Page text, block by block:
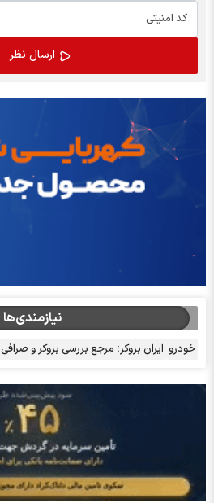
نیازمندی‌ها
خودرو ایران بروکر؛ مرجع بررسی بروکر و صرافی